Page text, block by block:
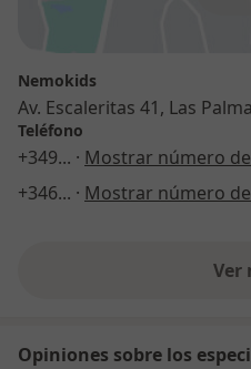
Nemokids
Av. Escaleritas 41, Las
Teléfono
+349... · Mostrar número
+346... · Mostrar número
Ver
Opiniones sobre los